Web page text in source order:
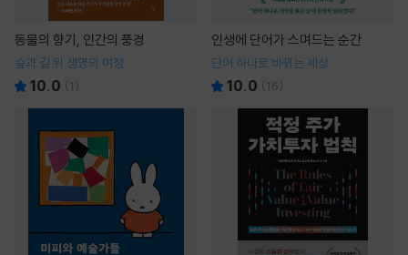
동물의 향기, 인간의 풍경
숲과 길 위 생명의 여정
10.0 (1 )
인생에 단어가 스며드는 순간
단어 하나로 바뀌는 세상
10.0 (16)